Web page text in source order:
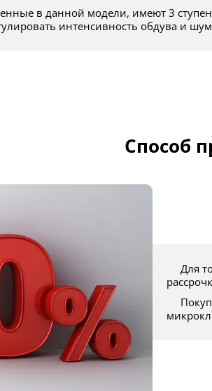
интенсивность обдува и
Способ
Для того, чтобы приобрести такой кондиционер, наш магазин предоставляет
Покупайте сплит-систему LESSAR LS-HE18KSE2/LU-HE18KSE2 — и пусть